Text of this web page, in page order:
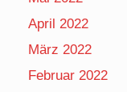
April 2022
März 2022
Februar 2022